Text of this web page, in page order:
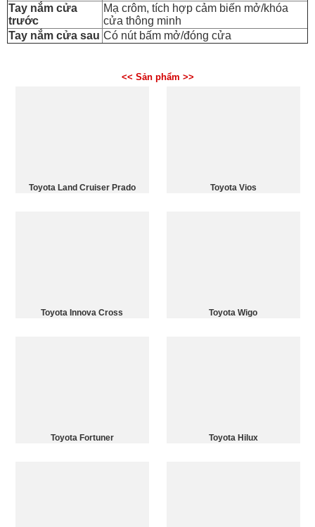
Tay nắm cửa
trước
Mạ crôm, tích hợp cảm biến mở/khóa
cửa thông minh
Tay nắm cửa sau Có nút bấm mở/đóng cửa
<< Sản phẩm >>
Toyota Land Cruiser Prado Toyota Vios
Toyota Innova Cross Toyota Wigo
Toyota Fortuner Toyota Hilux